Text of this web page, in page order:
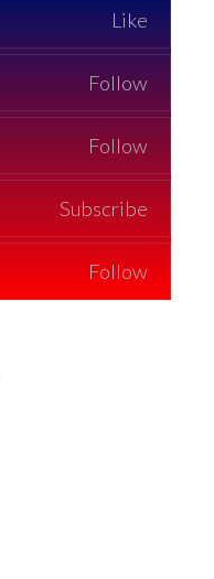
Like
Follow
Follow
Subscribe
Follow